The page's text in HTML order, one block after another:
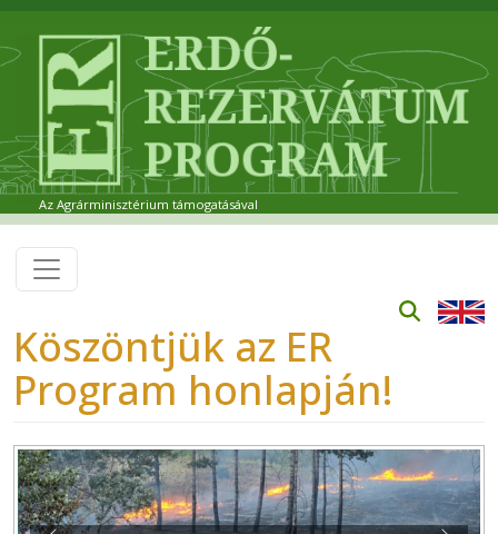
Az Agrárminisztérium támogatásával
Köszöntjük az ER
Program honlapján!